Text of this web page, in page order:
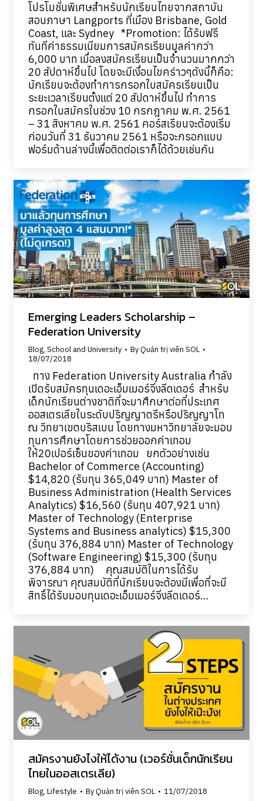
โปรโมชั่นพิเศษสำหรับนักเรียนไทยจากสถาบัน
สอนภาษา Langports ที่เมือง Brisbane, Gold
Coast, และ Sydney *Promotion: ได้รับฟรี
ทันทีค่าธรรมเนียมการสมัครเรียนมูลค่ากว่า
6,000 บาท เมื่อลงสมัครเรียนเป็นจำนวนมากกว่า
20 สัปดาห์ขึ้นไป โดยจะมีเงื่อนไขคร่าวๆดังนี้ก็คือ:
นักเรียนจะต้องทำการกรอกใบสมัครเรียนเป็น
ระยะเวลาเรียนตั้งแต่ 20 สัปดาห์ขึ้นไป ทำการ
กรอกใบสมัครในช่วง 10 กรกฎาคม พ.ศ. 2561
– 31 สิงหาคม พ.ศ. 2561 คอร์สเรียนจะต้องเริ่ม
ก่อนวันที่ 31 ธันวาคม 2561 หรือจะกรอกแบบ
ฟอร์มด้านล่างนี้เพื่อติดต่อเราก็ได้ด้วยเช่นกัน
Emerging Leaders Scholarship –
Federation University
Blog, School and University ByQuản trị viên SOL
18/07/2018
ทาง Federation University Australia กำลัง
เปิดรับสมัครทุนเดอะเอ็มเมอร์จิ่งลีดเดอร์ สำหรับ
เด็กนักเรียนต่างชาติที่จะมาศึกษาต่อที่ประเทศ
ออสเตรเลียในระดับปริญญาตรีหรือปริญญาโท
ณ วิทยาเขตบริสเบน โดยทางมหาวิทยาลัยจะมอบ
ทุนการศึกษาโดยการช่วยออกค่าเทอม
ให้20เปอร์เซ็นของค่าเทอม ยกตัวอย่างเช่น
Bachelor of Commerce (Accounting)
$14,820 (รับทุน 365,049 บาท) Master of
Business Administration (Health Services
Analytics) $16,560 (รับทุน 407,921 บาท)
Master of Technology (Enterprise
Systems and Business analytics) $15,300
(รับทุน 376,884 บาท) Master of Technology
(Software Engineering) $15,300 (รับทุน
376,884 บาท) คุณสมบัติในการได้รับ
พิจารณา คุณสมบัติที่นักเรียนจะต้องมีเพื่อที่จะมี
สิทธิ์ได้รับมอบทุนเดอะเอ็มเมอร์จิ่งลีดเดอร์…
สมัครงานยังไงให้ได้งาน (เวอร์ชั่นเด็กนักเรียน
ไทยในออสเตรเลีย)
Blog, Lifestyle ByQuản trị viên SOL 11/07/2018